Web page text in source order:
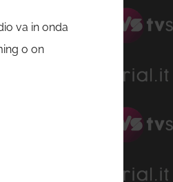
va in onda
o on